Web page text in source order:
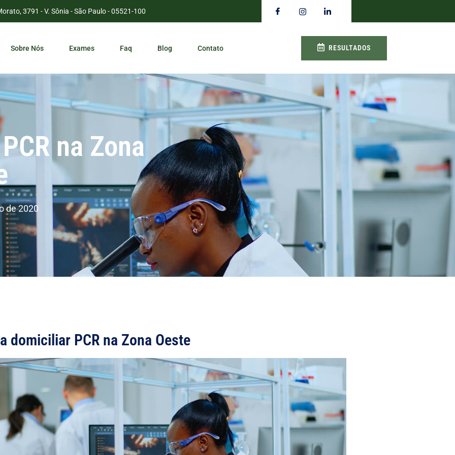
3791 - V. Sônia - São Paulo - 05521-100
Sobre Nós Exames Faq Blog Contato RESULTADOS
na Zona
de 2020
domiciliar PCR na Zona Oeste